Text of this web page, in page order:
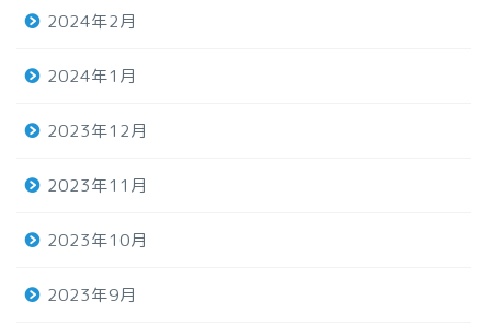
2024年2月
2024年1月
2023年12月
2023年11月
2023年10月
2023年9月